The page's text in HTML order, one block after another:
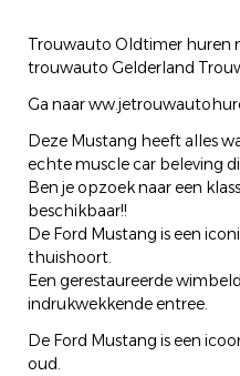
Trouwauto Oldtimer huren
trouwauto Gelderland
Ga naar
Deze Mustang heeft alles
echte muscle car beleving
Ben je opzoek naar een
beschikbaar!!
De Ford Mustang is een
thuishoort.
Een gerestaureerde
indrukwekkende entree.
De Ford Mustang is een
oud.